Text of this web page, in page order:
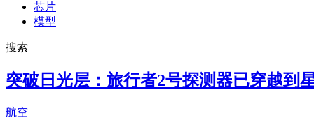
芯片
模型
搜索
突破日光层：旅行者2号探测器已穿越到
航空